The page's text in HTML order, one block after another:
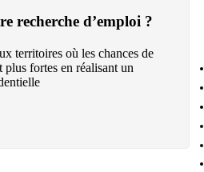
recherche d’emploi ?
territoires où les chances de
fortes en réalisant un